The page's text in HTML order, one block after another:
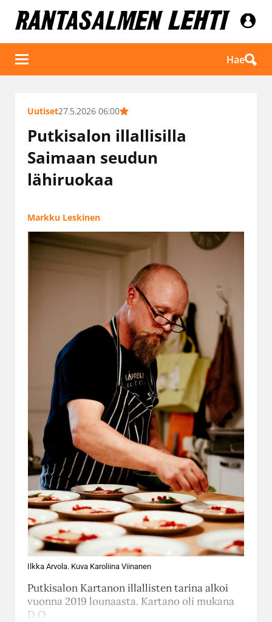
Hae
Uutiset27.5.2026 06:00
Putkisalon illallisilla
Saimaan seudun
lähiruokaa
Markku Leskinen
Ilkka Arvola. Kuva Karoliina Viinanen
Putkisalon Kartanon illallisten tarina alkoi
vuonna 2019 lounaasta. Kartano oli mukana
D.O